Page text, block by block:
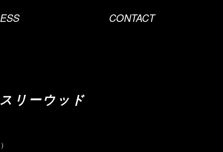
CONTACT
リーウッド